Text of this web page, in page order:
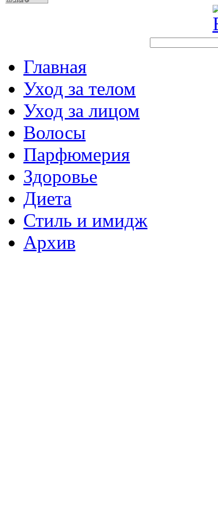
Главная
Уход за телом
Уход за лицом
Волосы
Парфюмерия
Здоровье
Диета
Стиль и имидж
Архив